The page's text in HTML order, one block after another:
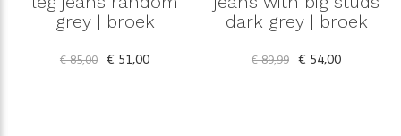
grey | broek
€ 85,00 € 51,00
dark grey | broek
€ 89,99 € 54,00